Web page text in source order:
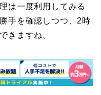
は一度利用してみる
手を確認しつつ、2時
きますね。